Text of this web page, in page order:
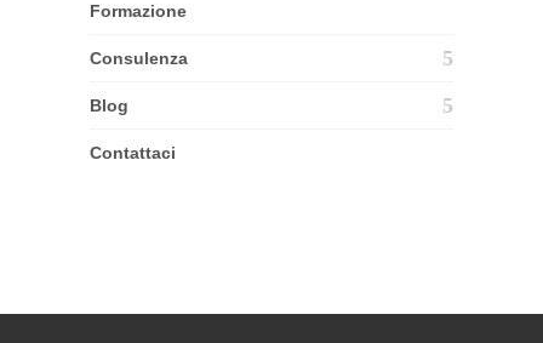
Formazione
Consulenza
Blog
Contattaci